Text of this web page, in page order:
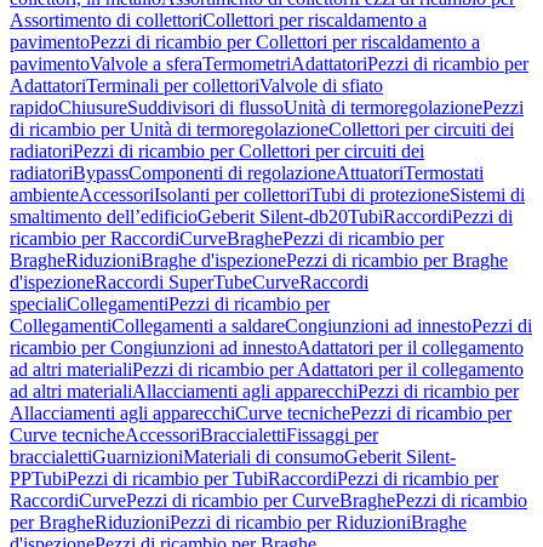
Assortimento di collettoriCollettori per riscaldamento a
pavimentoPezzi di ricambio per Collettori per riscaldamento a
pavimentoValvole a sferaTermometriAdattatoriPezzi di ricambio per
AdattatoriTerminali per collettoriValvole di sfiato
rapidoChiusureSuddivisori di flussoUnità di termoregolazionePezzi
di ricambio per Unità di termoregolazioneCollettori per circuiti dei
radiatoriPezzi di ricambio per Collettori per circuiti dei
radiatoriBypassComponenti di regolazioneAttuatoriTermostati
ambienteAccessoriIsolanti per collettoriTubi di protezioneSistemi di
smaltimento dell’edificioGeberit Silent-db20TubiRaccordiPezzi di
ricambio per RaccordiCurveBraghePezzi di ricambio per
BragheRiduzioniBraghe d'ispezionePezzi di ricambio per Braghe
d'ispezioneRaccordi SuperTubeCurveRaccordi
specialiCollegamentiPezzi di ricambio per
CollegamentiCollegamenti a saldareCongiunzioni ad innestoPezzi di
ricambio per Congiunzioni ad innestoAdattatori per il collegamento
ad altri materialiPezzi di ricambio per Adattatori per il collegamento
ad altri materialiAllacciamenti agli apparecchiPezzi di ricambio per
Allacciamenti agli apparecchiCurve tecnichePezzi di ricambio per
Curve tecnicheAccessoriBraccialettiFissaggi per
braccialettiGuarnizioniMateriali di consumoGeberit Silent-
PPTubiPezzi di ricambio per TubiRaccordiPezzi di ricambio per
RaccordiCurvePezzi di ricambio per CurveBraghePezzi di ricambio
per BragheRiduzioniPezzi di ricambio per RiduzioniBraghe